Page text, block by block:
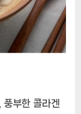
풍부한 콜라겐